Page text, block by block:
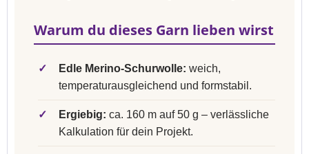
Warum du dieses Garn lieben wirst
✓ Edle Merino-Schurwolle: weich,
temperaturausgleichend und formstabil.
✓ Ergiebig: ca. 160 m auf 50 g – verlässliche
Kalkulation für dein Projekt.